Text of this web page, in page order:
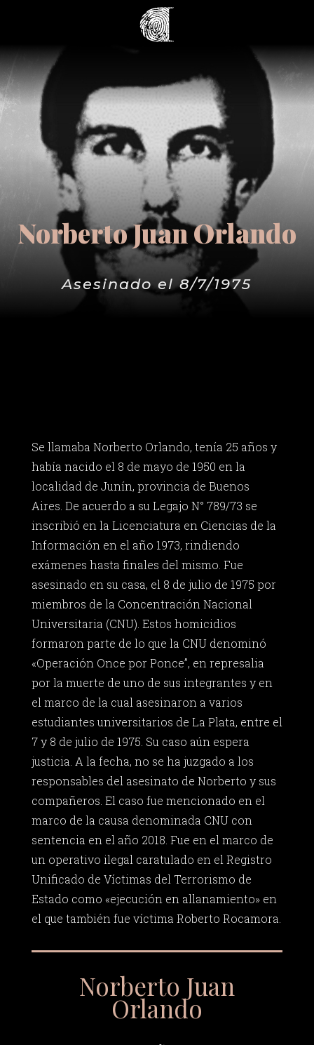
Norberto Juan Orlando
Asesinado el 8/7/1975
Se llamaba Norberto Orlando, tenía 25 años y
había nacido el 8 de mayo de 1950 en la
localidad de Junín, provincia de Buenos
Aires. De acuerdo a su Legajo N° 789/73 se
inscribió en la Licenciatura en Ciencias de la
Información en el año 1973, rindiendo
exámenes hasta finales del mismo. Fue
asesinado en su casa, el 8 de julio de 1975 por
miembros de la Concentración Nacional
Universitaria (CNU). Estos homicidios
formaron parte de lo que la CNU denominó
«Operación Once por Ponce”, en represalia
por la muerte de uno de sus integrantes y en
el marco de la cual asesinaron a varios
estudiantes universitarios de La Plata, entre el
7 y 8 de julio de 1975. Su caso aún espera
justicia. A la fecha, no se ha juzgado a los
responsables del asesinato de Norberto y sus
compañeros. El caso fue mencionado en el
marco de la causa denominada CNU con
sentencia en el año 2018. Fue en el marco de
un operativo ilegal caratulado en el Registro
Unificado de Víctimas del Terrorismo de
Estado como «ejecución en allanamiento» en
el que también fue víctima Roberto Rocamora.
Norberto Juan
Orlando